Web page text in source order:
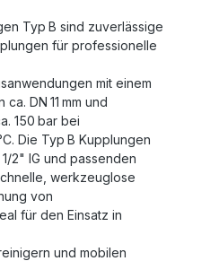
Typ B sind zuverlässige
für professionelle
mit einem
DN 11 mm und
150 bar bei
Die Typ B Kupplungen
2" IG und passenden
werkzeuglose
von
für den Einsatz in
und mobilen